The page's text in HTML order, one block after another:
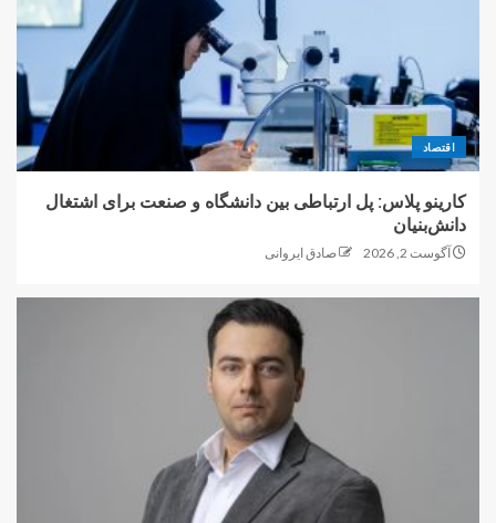
اقتصاد
کارینو پلاس: پل ارتباطی بین دانشگاه و صنعت برای اشتغال
دانش‌بنیان
آگوست 2, 2026 صادق ایروانی